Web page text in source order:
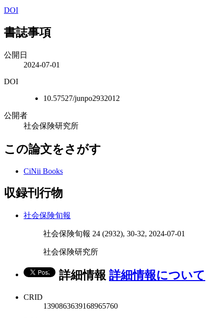
DOI
書誌事項
公開日
2024-07-01
DOI
10.57527/junpo2932012
公開者
社会保険研究所
この論文をさがす
CiNii Books
収録刊行物
社会保険旬報
社会保険旬報 24 (2932), 30-32, 2024-07-01
社会保険研究所
詳細情報 詳細情報について
CRID
1390863639168965760